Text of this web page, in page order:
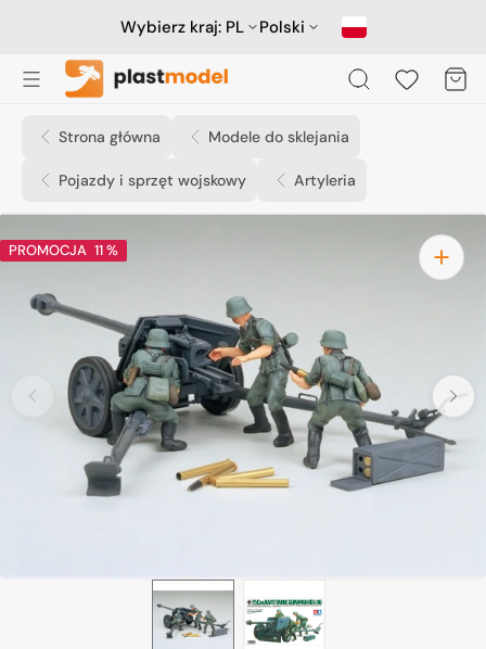
Wybierz kraj: PL Polski
Koszyk
Strona główna Modele do sklejania
Pojazdy i sprzęt wojskowy Artyleria
PROMOCJA 11 %
Otwórz
media
1
widoku
galerii